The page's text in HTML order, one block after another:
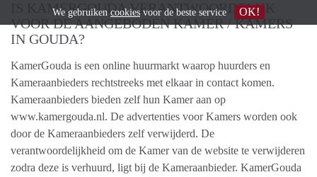
IS KAMERGOUDA VERANTWOORDELIJK
VOOR DE AANGEBODEN KAMER / KAMERS
IN GOUDA?
KamerGouda is een online huurmarkt waarop huurders en
Kameraanbieders rechtstreeks met elkaar in contact komen.
Kameraanbieders bieden zelf hun Kamer aan op
www.kamergouda.nl. De advertenties voor Kamers worden ook
door de Kameraanbieders zelf verwijderd. De
verantwoordelijkheid om de Kamer van de website te verwijderen
zodra deze is verhuurd, ligt bij de Kameraanbieder. KamerGouda
We gebruiken cookies voor de beste service OK!